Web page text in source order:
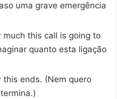
uma grave emergência
this call is going to
quanto esta ligação
ends. (Nem quero